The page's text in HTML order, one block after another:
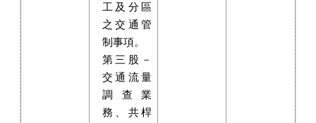
工及分區
之交通管
制事項。
第三股－
交通流量
調查業
務、共桿